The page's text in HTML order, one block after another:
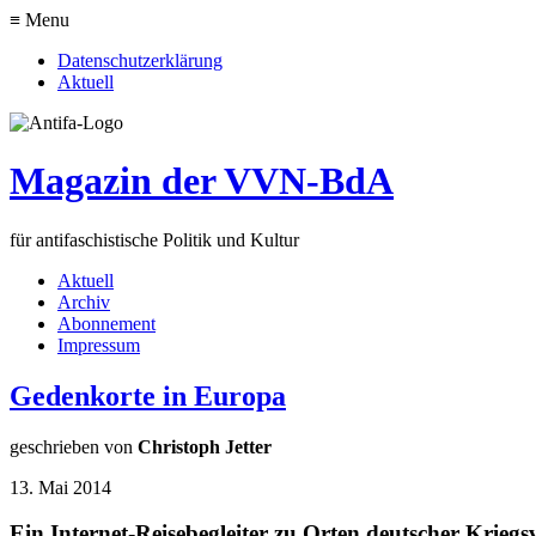
≡ Menu
Datenschutzerklärung
Aktuell
Magazin der VVN-BdA
für antifaschistische Politik und Kultur
Aktuell
Archiv
Abonnement
Impressum
Gedenkorte in Europa
geschrieben von Christoph Jetter
13. Mai 2014